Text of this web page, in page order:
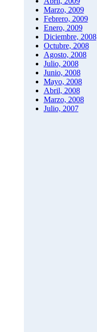
Marzo, 2009
Febrero, 2009
Enero, 2009
Diciembre, 2008
Octubre, 2008
Agosto, 2008
Julio, 2008
Junio, 2008
Mayo, 2008
Abril, 2008
Marzo, 2008
Julio, 2007